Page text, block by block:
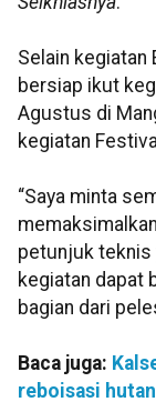
Selain kegiatan
bersiap ikut
Agustus di
kegiatan
“Saya minta
petunjuk teknis
kegiatan dapat
bagian dari
Baca juga:
reboisasi